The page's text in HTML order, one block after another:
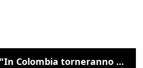
De la Espriella: "In Colombia torneranno ordine, autorità e libertà"